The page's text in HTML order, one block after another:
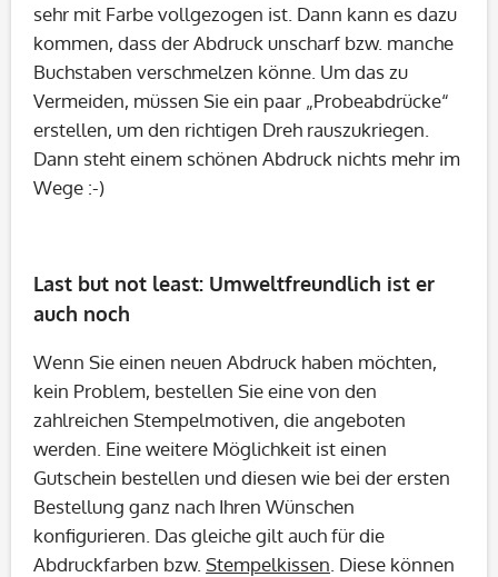
sehr mit Farbe vollgezogen ist. Dann kann es dazu
kommen, dass der Abdruck unscharf bzw. manche
Buchstaben verschmelzen könne. Um das zu
Vermeiden, müssen Sie ein paar „Probeabdrücke“
erstellen, um den richtigen Dreh rauszukriegen.
Dann steht einem schönen Abdruck nichts mehr im
Wege :-)
Last but not least: Umweltfreundlich ist er
auch noch
Wenn Sie einen neuen Abdruck haben möchten,
kein Problem, bestellen Sie eine von den
zahlreichen Stempelmotiven, die angeboten
werden. Eine weitere Möglichkeit ist einen
Gutschein bestellen und diesen wie bei der ersten
Bestellung ganz nach Ihren Wünschen
konfigurieren. Das gleiche gilt auch für die
Abdruckfarben bzw. Stempelkissen . Diese können